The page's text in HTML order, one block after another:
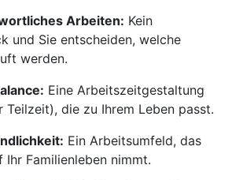
Arbeiten: Kein
und Sie entscheiden, welche
werden.
Eine Arbeitszeitgestaltung
Teilzeit), die zu Ihrem Leben passt.
Ein Arbeitsumfeld, das
Ihr Familienleben nimmt.